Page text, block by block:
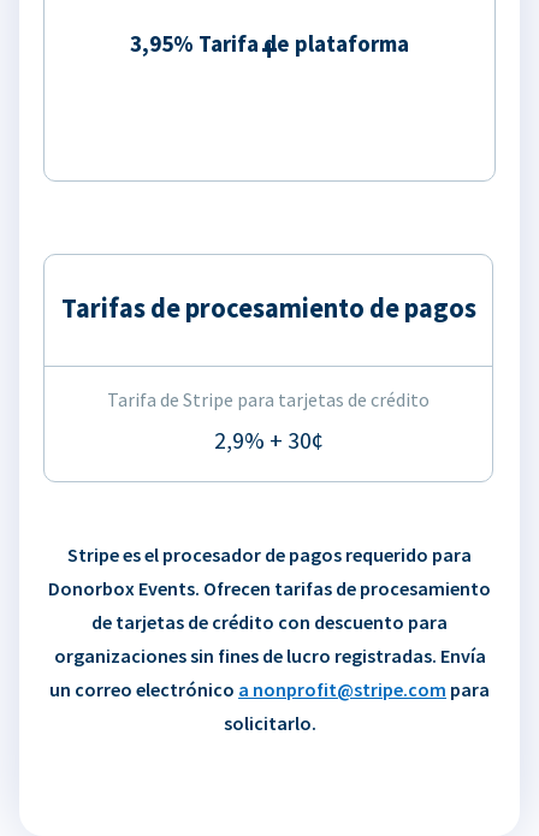
3,95% Tarifa de plataforma
Tarifas de procesamiento de pagos
Tarifa de Stripe para tarjetas de crédito
2,9% + 30¢
Stripe es el procesador de pagos requerido para
Donorbox Events. Ofrecen tarifas de procesamiento
de tarjetas de crédito con descuento para
organizaciones sin fines de lucro registradas. Envía
un correo electrónico a nonprofit@stripe.com para
solicitarlo.